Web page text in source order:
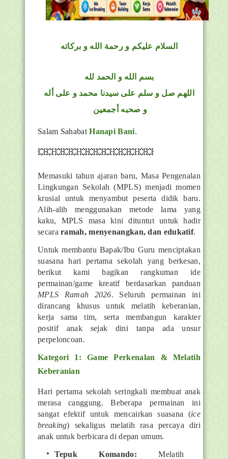
السلام عليكم و رحمة الله و بركاته
بسم الله و الحمد لله
اللهم صل و سلم على سيدنا محمد و على أله
و صحبه أجمعين
Salam SahabatHanapi Bani.
💥💥💥💥💥💥💥💥💥💥💥💥💥💥
Memasuki tahun ajaran baru, Masa Pengenalan
Lingkungan Sekolah (MPLS) menjadi momen
krusial untuk menyambut peserta didik baru.
Alih-alih menggunakan metode lama yang
kaku, MPLS masa kini dituntut untuk hadir
secararamah, menyenangkan, dan edukatif.
Untuk membantu Bapak/Ibu Guru menciptakan
suasana hari pertama sekolah yang berkesan,
berikut kami bagikan rangkuman ide
permainan/game kreatif berdasarkan panduan
MPLS Ramah 2026. Seluruh permainan ini
dirancang khusus untuk melatih keberanian,
kerja sama tim, serta membangun karakter
positif anak sejak dini tanpa ada unsur
perpeloncoan.
Kategori 1: Game Perkenalan & Melatih
Keberanian
Hari pertama sekolah seringkali membuat anak
merasa canggung. Beberapa permainan ini
sangat efektif untuk mencairkan suasana (ice
breaking) sekaligus melatih rasa percaya diri
anak untuk berbicara di depan umum.
Tepuk Komando: Melatih